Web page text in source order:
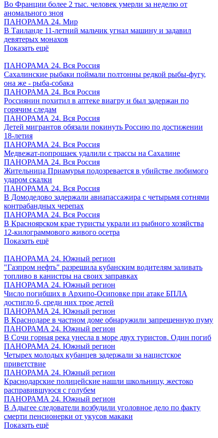
Во Франции более 2 тыс. человек умерли за неделю от
аномального зноя
ПАНОРАМА 24. Мир
В Таиланде 11-летний мальчик угнал машину и задавил
девятерых монахов
Показать ещё
ПАНОРАМА 24. Вся Россия
Сахалинские рыбаки поймали полтонны редкой рыбы-фугу,
она же - рыба-собака
ПАНОРАМА 24. Вся Россия
Россиянин похитил в аптеке виагру и был задержан по
горячим следам
ПАНОРАМА 24. Вся Россия
Детей мигрантов обязали покинуть Россию по достижении
18-летия
ПАНОРАМА 24. Вся Россия
Медвежат-попрошаек удалили с трассы на Сахалине
ПАНОРАМА 24. Вся Россия
Жительница Приамурья подозревается в убийстве любимого
ударом скалки
ПАНОРАМА 24. Вся Россия
В Домодедово задержали авиапассажира с четырьмя сотнями
контрабандных черепах
ПАНОРАМА 24. Вся Россия
В Красноярском крае туристы украли из рыбного хозяйства
12-килограммового живого осетра
Показать ещё
ПАНОРАМА 24. Южный регион
"Газпром нефть" разрешила кубанским водителям заливать
топливо в канистры на своих заправках
ПАНОРАМА 24. Южный регион
Число погибших в Архипо-Осиповке при атаке БПЛА
достигло 6, среди них трое детей
ПАНОРАМА 24. Южный регион
В Краснодаре в частном доме обнаружили запрещенную пуму
ПАНОРАМА 24. Южный регион
В Сочи горная река унесла в море двух туристов. Один погиб
ПАНОРАМА 24. Южный регион
Четырех молодых кубанцев задержали за нацистское
приветствие
ПАНОРАМА 24. Южный регион
Краснодарские полицейские нашли школьницу, жестоко
расправившуюся с голубем
ПАНОРАМА 24. Южный регион
В Адыгее следователи возбудили уголовное дело по факту
смерти пенсионерки от укусов макаки
Показать ещё